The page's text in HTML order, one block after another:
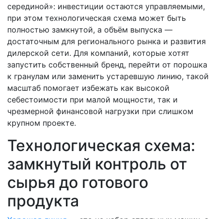
серединой»: инвестиции остаются управляемыми,
при этом технологическая схема может быть
полностью замкнутой, а объём выпуска —
достаточным для регионального рынка и развития
дилерской сети. Для компаний, которые хотят
запустить собственный бренд, перейти от порошка
к гранулам или заменить устаревшую линию, такой
масштаб помогает избежать как высокой
себестоимости при малой мощности, так и
чрезмерной финансовой нагрузки при слишком
крупном проекте.
Технологическая схема:
замкнутый контроль от
сырья до готового
продукта